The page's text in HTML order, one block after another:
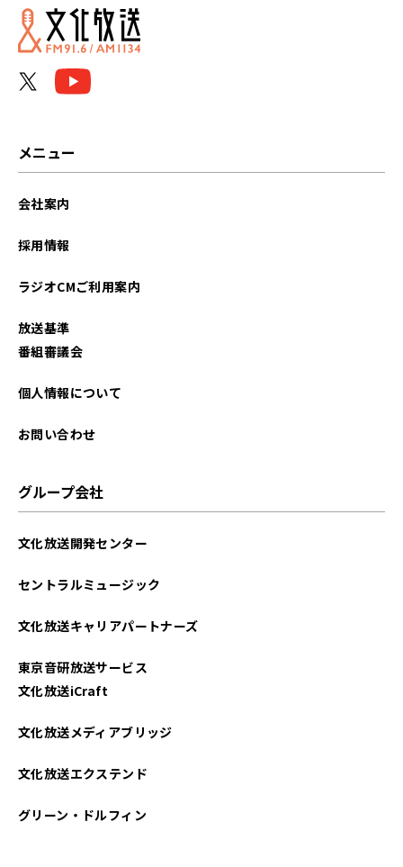
メニュー
会社案内
採用情報
ラジオCMご利用案内
放送基準
番組審議会
個人情報について
お問い合わせ
グループ会社
文化放送開発センター
セントラルミュージック
文化放送キャリアパートナーズ
東京音研放送サービス
文化放送iCraft
文化放送メディアブリッジ
文化放送エクステンド
グリーン・ドルフィン